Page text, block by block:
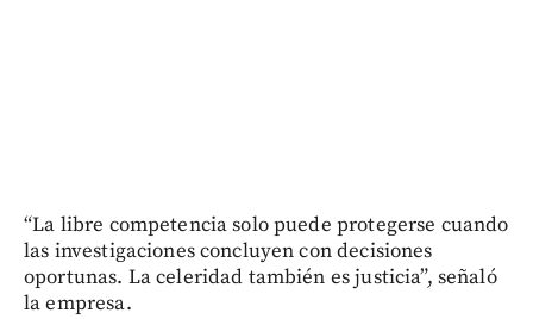
“La libre competencia solo puede protegerse cuando
las investigaciones concluyen con decisiones
oportunas. La celeridad también es justicia”, señaló
la empresa.